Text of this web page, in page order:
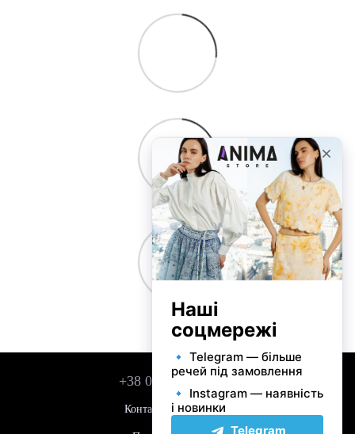
+38 050 743 01 42
Контактна інформація